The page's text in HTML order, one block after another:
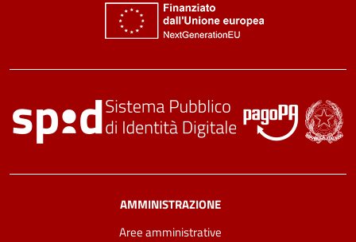
AMMINISTRAZIONE
Aree amministrative